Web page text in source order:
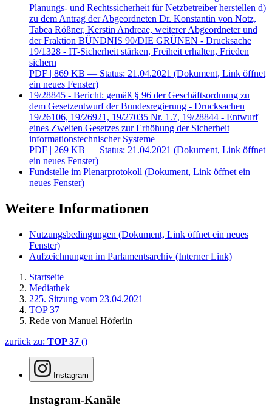
Planungs- und Rechtssicherheit für Netzbetreiber herstellen d)
zu dem Antrag der Abgeordneten Dr. Konstantin von Notz,
Tabea Rößner, Kerstin Andreae, weiterer Abgeordneter und
der Fraktion BÜNDNIS 90/DIE GRÜNEN - Drucksache
19/1328 - IT-Sicherheit stärken, Freiheit erhalten, Frieden
sichern
PDF | 869 KB — Status: 21.04.2021 (Dokument, Link öffnet
ein neues Fenster)
19/28845 - Bericht: gemäß § 96 der Geschäftsordnung zu
dem Gesetzentwurf der Bundesregierung - Drucksachen
19/26106, 19/26921, 19/27035 Nr. 1.7, 19/28844 - Entwurf
eines Zweiten Gesetzes zur Erhöhung der Sicherheit
informationstechnischer Systeme
PDF | 269 KB — Status: 21.04.2021 (Dokument, Link öffnet
ein neues Fenster)
Fundstelle im Plenarprotokoll (Dokument, Link öffnet ein
neues Fenster)
Weitere Informationen
Nutzungsbedingungen (Dokument, Link öffnet ein neues
Fenster)
Aufzeichnungen im Parlamentsarchiv (Interner Link)
Startseite
Mediathek
225. Sitzung vom 23.04.2021
TOP 37
Rede von Manuel Höferlin
zurück zu: TOP 37 ()
Instagram
Instagram-Kanäle